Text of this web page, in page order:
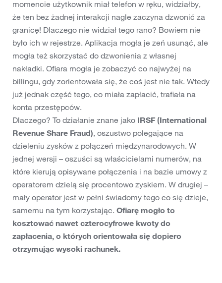
momencie użytkownik miał telefon w ręku, widziałby,
że ten bez żadnej interakcji nagle zaczyna dzwonić za
granicę! Dlaczego nie widział tego rano? Bowiem nie
było ich w rejestrze. Aplikacja mogła je zeń usunąć, ale
mogła też skorzystać do dzwonienia z własnej
nakładki. Ofiara mogła je zobaczyć co najwyżej na
billingu, gdy zorientowała się, że coś jest nie tak. Wtedy
już jednak część tego, co miała zapłacić, trafiała na
konta przestępców.
Dlaczego? To działanie znane jako IRSF (International
Revenue Share Fraud), oszustwo polegające na
dzieleniu zysków z połączeń międzynarodowych. W
jednej wersji – oszuści są właścicielami numerów, na
które kierują opisywane połączenia i na bazie umowy z
operatorem dzielą się procentowo zyskiem. W drugiej –
mały operator jest w pełni świadomy tego co się dzieje,
samemu na tym korzystając. Ofiarę mogło to
kosztować nawet czterocyfrowe kwoty do
zapłacenia, o których orientowała się dopiero
otrzymując wysoki rachunek.